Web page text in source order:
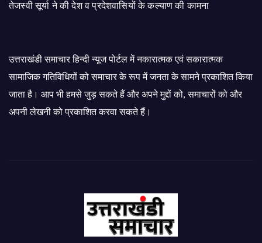
तेजस्वी सूर्या ने की देश व प्रदेशवासियों के कल्याण की कामना
उत्तराखंडी समाचार हिन्दी न्यूज पोर्टल में नकारात्मक एवं सकारात्मक
सामाजिक गतिविधियों को समाचार के रूप में जनता के सामने प्रकाशित किया
जाता है। आप भी हमसे जुड़ सकते हैं और अपने मुद्दों को, समाचारों को और
अपनी लेखनी को प्रकाशित करवा सकते हैं।